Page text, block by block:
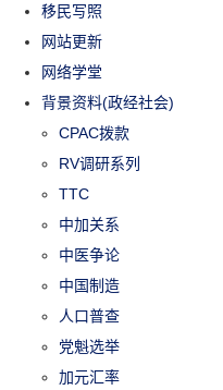
移民写照
网站更新
网络学堂
背景资料(政经社会)
CPAC拨款
RV调研系列
TTC
中加关系
中医争论
中国制造
人口普查
党魁选举
加元汇率